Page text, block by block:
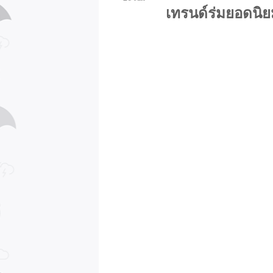
เทรนด์ร่มยอดนิ